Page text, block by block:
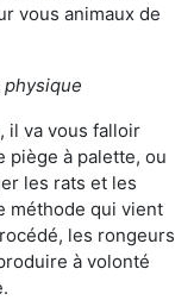
vous animaux de
, il va vous falloir
piège à palette, ou
les rats et les
méthode qui vient
les rongeurs
à volonté